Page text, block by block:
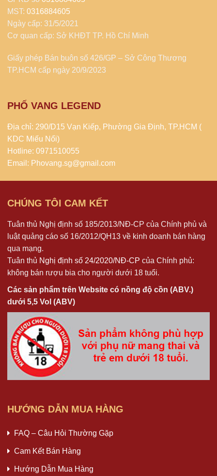
MST: 0316884605
Ngày cấp: 31/5/2021
Cơ quan cấp: Sở KHĐT TP. Hồ Chí Minh
Giấy phép Bán buôn số 426/GP – Sở Công Thương
TP.HCM cấp ngày 20/9/2023
PHỐ VANG LEGEND
Địa chỉ: 290/D15 Vạn Kiếp, Phường Gia Định, TP.HCM (
KDC Miếu Nổi)
Hotline: 0971510055
Email: Phovang.sg@gmail.com
CHÚNG TÔI CAM KẾT
Tuân thủ Nghị định số 185/2013/NĐ-CP của Chính phủ và
luật quảng cáo số 16/2012/QH13 về kinh doanh bán hàng
qua mạng.
Tuân thủ Nghị định số 24/2020/NĐ-CP của Chính phủ:
không bán rượu bia cho người dưới 18 tuổi.
Các sản phẩm trên Website có nồng độ cồn (ABV.)
dưới 5,5 Vol (ABV)
HƯỚNG DẪN MUA HÀNG
FAQ – Câu Hỏi Thường Gặp
Cam Kết Bán Hàng
Hướng Dẫn Mua Hàng